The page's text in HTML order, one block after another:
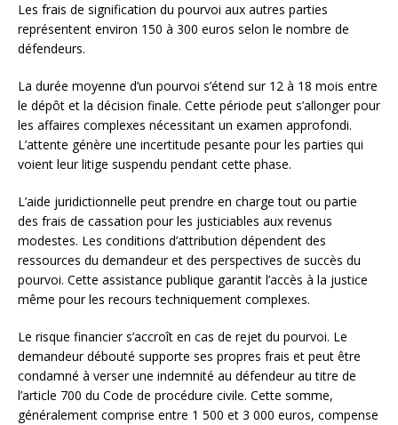
Les frais de signification du pourvoi aux autres parties
représentent environ 150 à 300 euros selon le nombre de
défendeurs.
La durée moyenne d’un pourvoi s’étend sur 12 à 18 mois entre
le dépôt et la décision finale. Cette période peut s’allonger pour
les affaires complexes nécessitant un examen approfondi.
L’attente génère une incertitude pesante pour les parties qui
voient leur litige suspendu pendant cette phase.
L’aide juridictionnelle peut prendre en charge tout ou partie
des frais de cassation pour les justiciables aux revenus
modestes. Les conditions d’attribution dépendent des
ressources du demandeur et des perspectives de succès du
pourvoi. Cette assistance publique garantit l’accès à la justice
même pour les recours techniquement complexes.
Le risque financier s’accroît en cas de rejet du pourvoi. Le
demandeur débouté supporte ses propres frais et peut être
condamné à verser une indemnité au défendeur au titre de
l’article 700 du Code de procédure civile. Cette somme,
généralement comprise entre 1 500 et 3 000 euros, compense